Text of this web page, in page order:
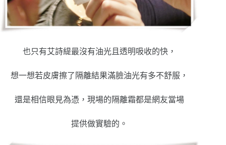
也只有艾詩緹最沒有油光且透明吸收的快，
想一想若皮膚擦了隔離結果滿臉油光有多不舒服，
還是相信眼見為憑，現場的隔離霜都是網友當場
提供做實驗的。